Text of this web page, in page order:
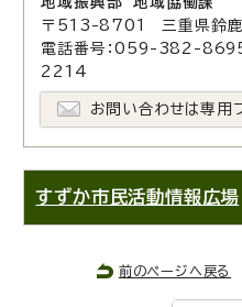
〒513-8701 三重県鈴鹿
電話番号：059-382-
2214
お問い合わせは専用
すずか市民活動情報広場
前のページへ戻る